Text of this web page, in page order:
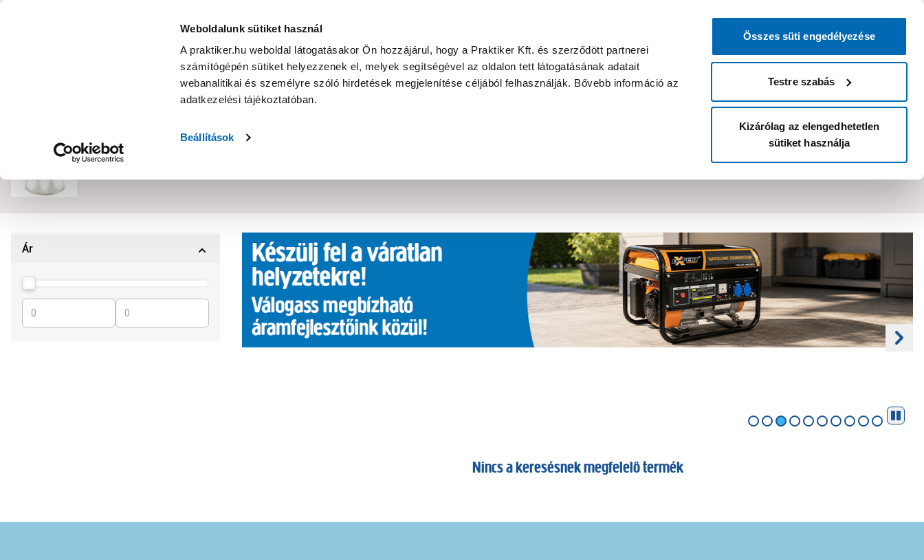
Weboldalunk sütiket használ
A praktiker.hu weboldal látogatásakor Ön hozzájárul, hogy a Praktiker Kft. és szerződött partnerei
számítógépén sütiket helyezzenek el, melyek segítségével az oldalon tett látogatásának adatait
webanalitikai és személyre szóló hirdetések megjelenítése céljából felhasználják. Bővebb információ az
adatkezelési tájékoztatóban.
Beállítások
Összes süti engedélyezése
Testre szabás
Kizárólag az elengedhetetlen
sütiket használja
KATEGÓRIÁK
bejelentkezni?
Belépés Listáim
Nyereményjáték Praktiker Professional Szakiajánló Ügyintézés és Információ Áruházak és szolgáltatások
Teafőző Rendezés: Relevancia Oldalanként: 20
Ár
Nincs a keresésnek megfelelő termék